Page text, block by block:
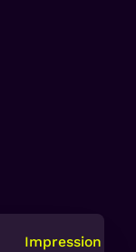
Impression